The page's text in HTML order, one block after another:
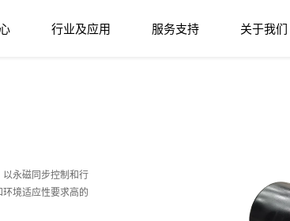
行业及应用 服务支持 关于我们
永磁同步控制和行
境适应性要求高的